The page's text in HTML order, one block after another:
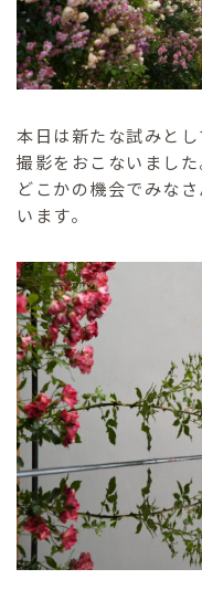
本日は新たな試みと
撮影をおこないました
どこかの機会でみな
います。